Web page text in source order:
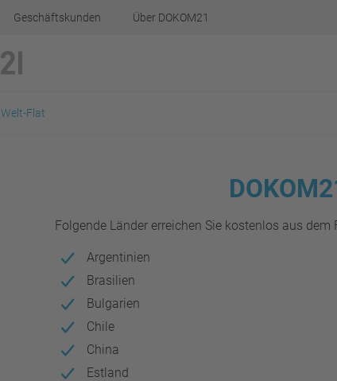
Geschäftskunden Über DOKOM21
Welt-Flat
Folgende Länder erreichen Sie kostenlos aus dem
Argentinien
Brasilien
Bulgarien
Chile
China
Estland